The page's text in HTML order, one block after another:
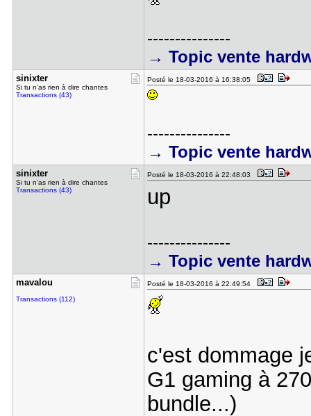
---------------
→ Topic vente
sinixter
Si tu n'as rien à dire chantes
Transactions (43)
Posté le 18-03-2016 à 16:38:05
---------------
→ Topic vente
sinixter
Si tu n'as rien à dire chantes
Transactions (43)
Posté le 18-03-2016 à 22:48:03
up
---------------
→ Topic vente
mavalou
Transactions (112)
Posté le 18-03-2016 à 22:49:54
c'est dommage
G1 gaming à
bundle...)